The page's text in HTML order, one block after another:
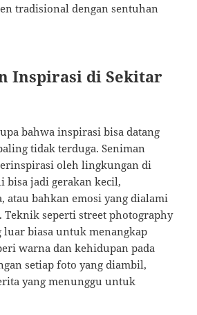
tradisional dengan sentuhan
Inspirasi di Sekitar
bahwa inspirasi bisa datang
tidak terduga. Seniman
oleh lingkungan di
bisa jadi gerakan kecil,
atau bahkan emosi yang dialami
Teknik seperti street photography
luar biasa untuk menangkap
warna dan kehidupan pada
setiap foto yang diambil,
yang menunggu untuk